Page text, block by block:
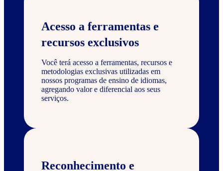
Acesso a ferramentas e
recursos exclusivos
Você terá acesso a ferramentas, recursos e
metodologias exclusivas utilizadas em
nossos programas de ensino de idiomas,
agregando valor e diferencial aos seus
serviços.
Reconhecimento e